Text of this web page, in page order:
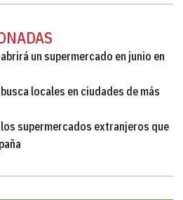
un supermercado en junio en
locales en ciudades de más
los supermercados extranjeros que